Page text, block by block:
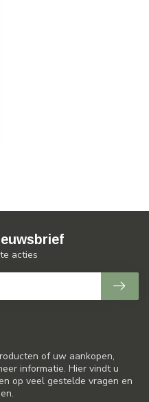
of uw aankopen,
informatie. Hier vindt u
op veel gestelde vragen en
acties